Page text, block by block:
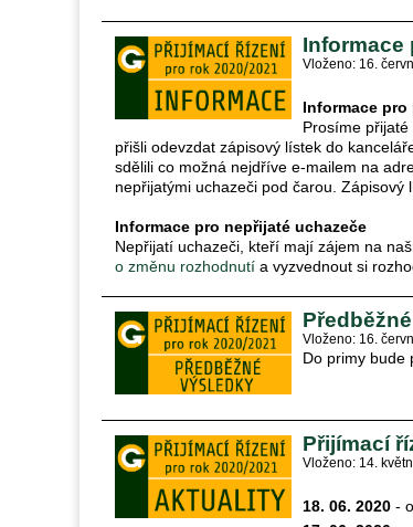
Informace
Vloženo: 16.
Informace pro
Prosíme
přišli odevzdat zápisový lístek do
sdělili co možná nejdříve e-mailem na
nepřijatými uchazeči pod čarou.
Informace pro nepřijaté uchazeče
Nepřijatí uchazeči, kteří mají zájem na
o změnu rozhodnutí a vyzvednout si
Vloženo: 16.
Do primy bude
Přijímací
Vloženo: 14.
18. 06. 2020 -